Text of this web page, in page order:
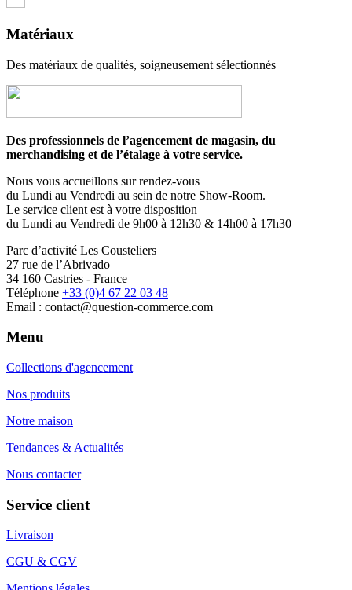
Matériaux
Des matériaux de qualités, soigneusement sélectionnés
Des professionnels de l’agencement de magasin, du
merchandising et de l’étalage à votre service.
Nous vous accueillons sur rendez-vous
du Lundi au Vendredi au sein de notre Show-Room.
Le service client est à votre disposition
du Lundi au Vendredi de 9h00 à 12h30 & 14h00 à 17h30
Parc d’activité Les Cousteliers
27 rue de l’Abrivado
34 160 Castries - France
Téléphone +33 (0)4 67 22 03 48
Email : contact@question-commerce.com
Menu
Collections d'agencement
Nos produits
Notre maison
Tendances & Actualités
Nous contacter
Service client
Livraison
CGU & CGV